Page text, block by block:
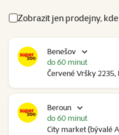
Zobrazit jen prodejny,
Benešov
Červené Vršky 2235,
do 60 minut
Beroun
City market (bývalé
do 60 minut